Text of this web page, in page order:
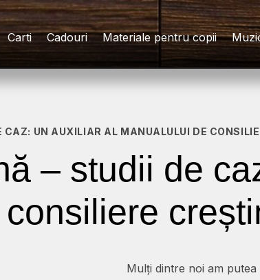
Carti Cadouri Materiale pentru copii
CAZ: UN AUXILIAR AL MANUALULUI DE
– studii de
Mulți dintre noi am